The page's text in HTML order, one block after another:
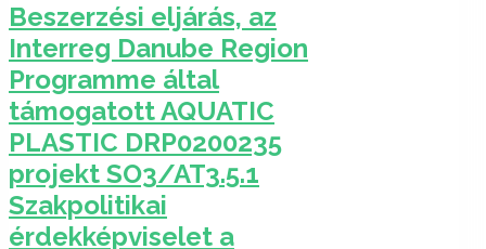
Beszerzési eljárás, az
Interreg Danube Region
Programme által
támogatott AQUATIC
PLASTIC DRP0200235
projekt SO3/AT3.5.1
Szakpolitikai
érdekképviselet a